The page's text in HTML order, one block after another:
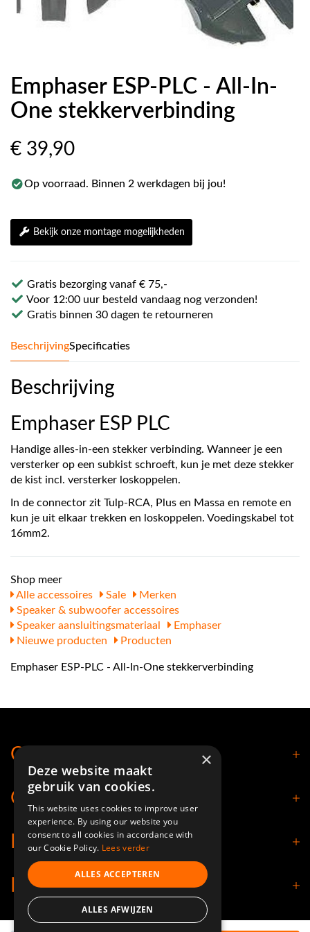
Emphaser ESP-PLC - All-In-
One stekkerverbinding
€ 39,90
Op voorraad. Binnen 2 werkdagen bij jou!
Bekijk onze montage mogelijkheden
Gratis bezorging vanaf € 75,-
Voor 12:00 uur besteld vandaag nog verzonden!
Gratis binnen 30 dagen te retourneren
BeschrijvingSpecificaties
Beschrijving
Emphaser ESP PLC
Handige alles-in-een stekker verbinding. Wanneer je een
versterker op een subkist schroeft, kun je met deze stekker
de kist incl. versterker loskoppelen.
In de connector zit Tulp-RCA, Plus en Massa en remote en
kun je uit elkaar trekken en loskoppelen. Voedingskabel tot
16mm2.
Shop meer
Alle accessoires
Sale
Merken
Speaker & subwoofer accessoires
Speaker aansluitingsmateriaal
Emphaser
Nieuwe producten
Producten
Emphaser ESP-PLC - All-In-One stekkerverbinding
Contact
Openingstijden
Klantenservice
Informatie
×
Deze website maakt
gebruik van cookies.
This website uses cookies to improve user
experience. By using our website you
consent to all cookies in accordance with
our Cookie Policy. Lees verder
ALLES ACCEPTEREN
ALLES AFWIJZEN